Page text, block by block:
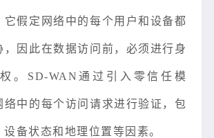
它假定网络中的每个用户和设备都
，因此在数据访问前，必须进行身
。SD-WAN通过引入零信任模
络中的每个访问请求进行验证，包
备状态和地理位置等因素。